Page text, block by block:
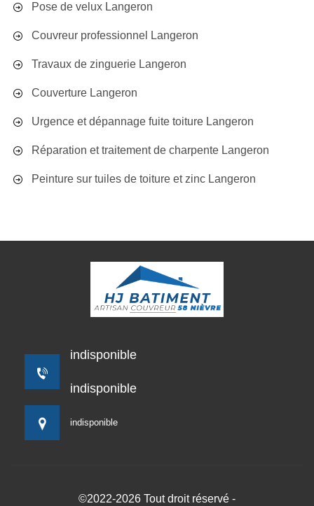
Pose de velux Langeron
Couvreur professionnel Langeron
Travaux de zinguerie Langeron
Couverture Langeron
Urgence et dépannage fuite toiture Langeron
Réparation et traitement de charpente Langeron
Peinture sur tuiles de toiture et zinc Langeron
indisponible
indisponible
indisponible
©2022-2026 Tout droit réservé -